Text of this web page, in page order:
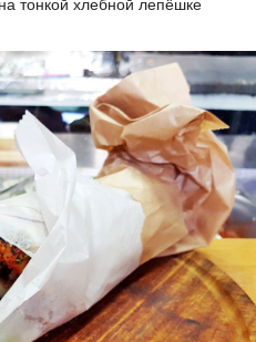
тонкой хлебной лепёшке